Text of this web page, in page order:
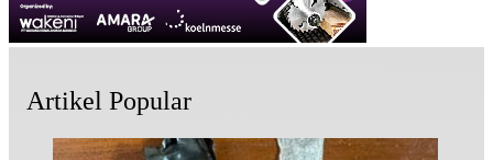
Artikel Popular